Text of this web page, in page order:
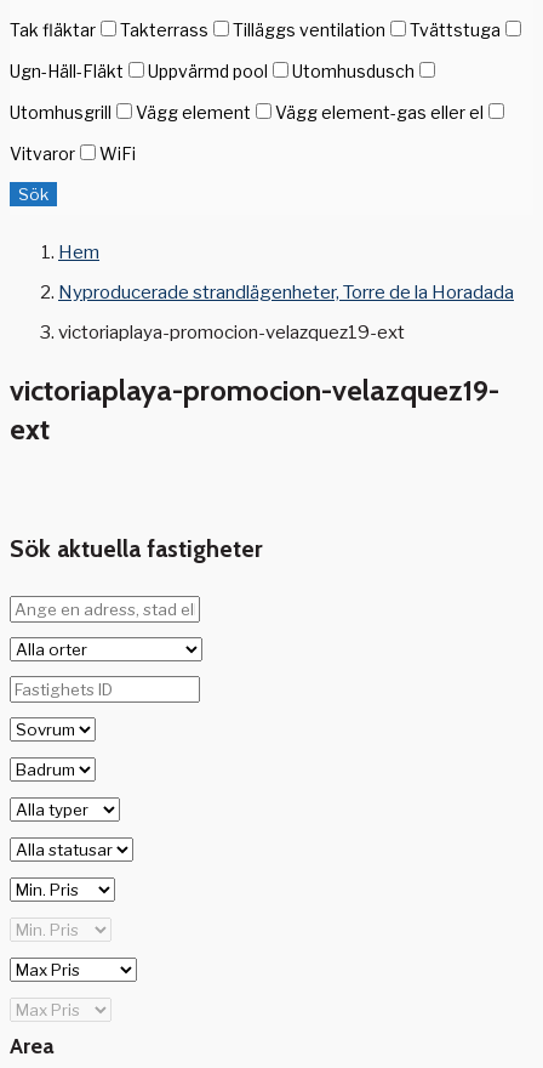
Tak fläktar
Takterrass Tilläggs ventilation
Tvättstuga
Ugn-Häll-Fläkt
Uppvärmd pool
Utomhusdusch
Utomhusgrill
Vägg element
Vägg element-gas eller el
Vitvaror
WiFi
Sök
Hem
Nyproducerade strandlägenheter, Torre de la Horadada
victoriaplaya-promocion-velazquez19-ext
victoriaplaya-promocion-velazquez19-
ext
Sök aktuella fastigheter
Area